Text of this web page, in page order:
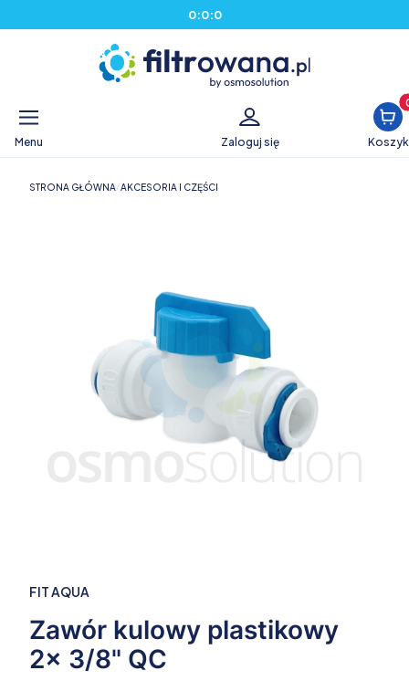
0:0:0
Menu Zaloguj się Koszyk
STRONA GŁÓWNA AKCESORIA I CZĘŚCI
FIT AQUA
Zawór kulowy plastikowy
2x 3/8" QC